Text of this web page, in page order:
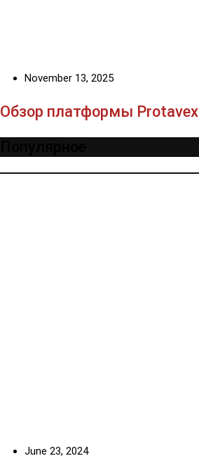
November 13, 2025
Обзор платформы Protavex
June 23, 2024